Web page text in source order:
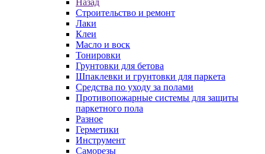
Назад
Строительство и ремонт
Лаки
Клеи
Масло и воск
Тонировки
Грунтовки для бетова
Шпаклевки и грунтовки для паркета
Средства по уходу за полами
Противопожарные системы для защиты
паркетного пола
Разное
Герметики
Инструмент
Саморезы